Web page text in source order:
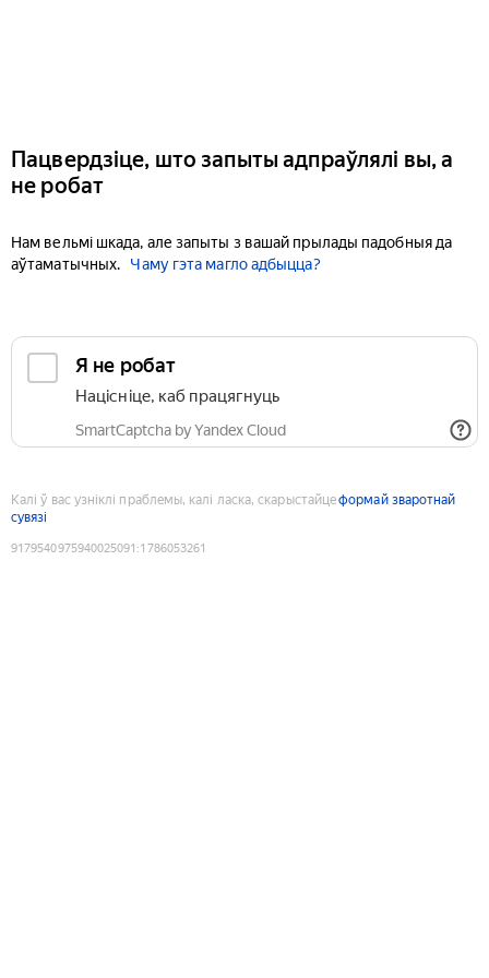
Пацвердзіце, што запыты адпраўлялі вы, а
не робат
Нам вельмі шкада, але запыты з вашай прылады падобныя да
аўтаматычных.
Чаму гэта магло адбыцца?
Я не робат
Націсніце, каб працягнуць
SmartCaptcha by Yandex Cloud
Калі ў вас узніклі праблемы, калі ласка, скарыстайцеформай зваротнай
сувязі
9179540975940025091 :1786053261